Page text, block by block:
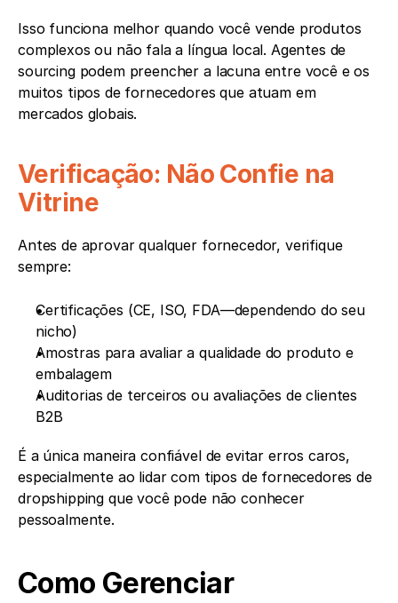
Isso funciona melhor quando você vende produtos
complexos ou não fala a língua local. Agentes de
sourcing podem preencher a lacuna entre você e os
muitos tipos de fornecedores que atuam em
mercados globais.
Verificação: Não Confie na
Vitrine
Antes de aprovar qualquer fornecedor, verifique
sempre:
Certificações (CE, ISO, FDA—dependendo do seu
nicho)
Amostras para avaliar a qualidade do produto e
embalagem
Auditorias de terceiros ou avaliações de clientes
B2B
É a única maneira confiável de evitar erros caros,
especialmente ao lidar com tipos de fornecedores de
dropshipping que você pode não conhecer
pessoalmente.
Como Gerenciar